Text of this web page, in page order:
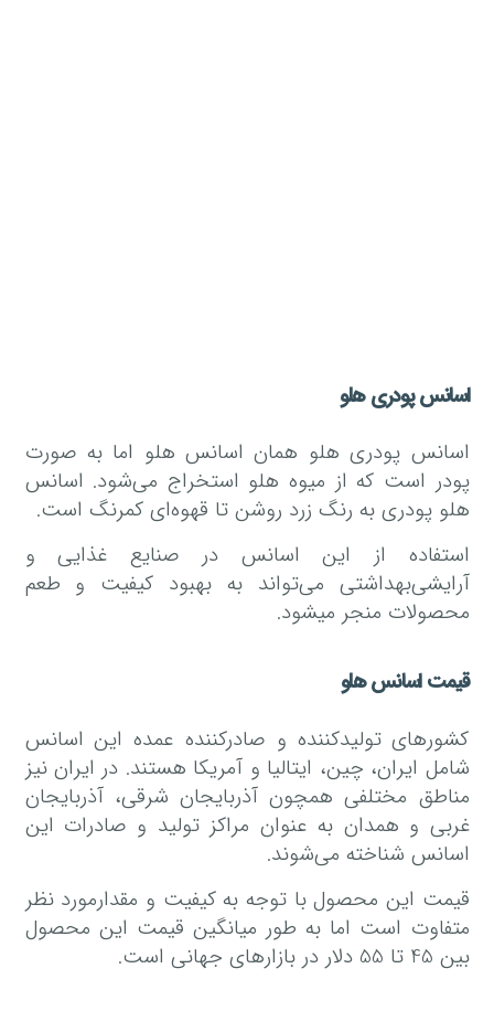
اسانس پودری هلو
اسانس پودری هلو همان اسانس هلو اما به صورت
پودر است که از میوه هلو استخراج می‌شود. اسانس
هلو پودری به رنگ زرد روشن تا قهوه‌ای کمرنگ است.
استفاده از این اسانس در صنایع غذایی و
آرایشی‌بهداشتی می‌تواند به بهبود کیفیت و طعم
محصولات منجر میشود.
قیمت اسانس هلو
کشورهای تولیدکننده و صادرکننده عمده این اسانس
شامل ایران، چین، ایتالیا و آمریکا هستند. در ایران نیز
مناطق مختلفی همچون آذربایجان شرقی، آذربایجان
غربی و همدان به عنوان مراکز تولید و صادرات این
اسانس شناخته می‌شوند.
قیمت این محصول با توجه به کیفیت و مقدارمورد نظر
متفاوت است اما به طور میانگین قیمت این محصول
بین 45 تا 55 دلار در بازارهای جهانی است.